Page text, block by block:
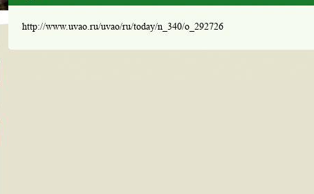
http://www.uvao.ru/uvao/ru/today/n_340/o_292726